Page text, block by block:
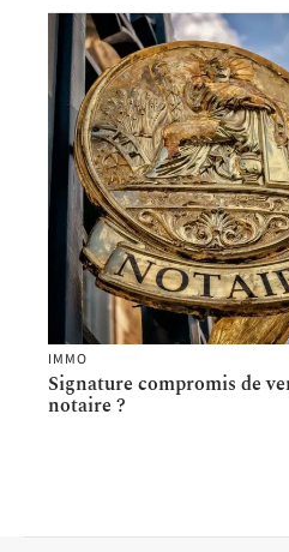
IMMO
Signature compromis de
notaire ?